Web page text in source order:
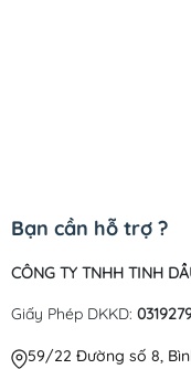
Bạn cần hỗ trợ ?
CÔNG TY TNHH TINH
Giấy Phép DKKD:
59/22 Đường số 8,